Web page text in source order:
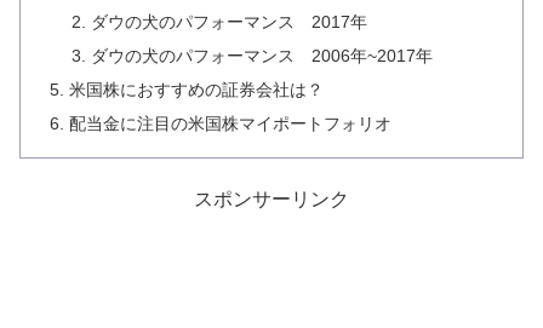
ダウの犬のパフォーマンス 2017年
ダウの犬のパフォーマンス 2006年~2017年
米国株におすすめの証券会社は？
配当金に注目の米国株マイポートフォリオ
スポンサーリンク